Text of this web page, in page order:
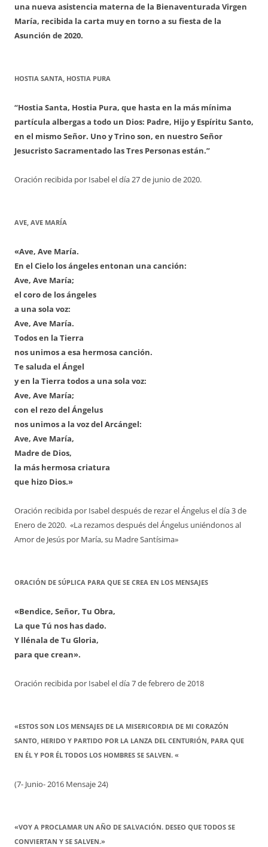
una nueva asistencia materna de la Bienaventurada Virgen
María, recibida la carta muy en torno a su fiesta de la
Asunción de 2020.
HOSTIA SANTA, HOSTIA PURA
“Hostia Santa, Hostia Pura, que hasta en la más mínima
partícula albergas a todo un Dios: Padre, Hijo y Espíritu Santo,
en el mismo Señor. Uno y Trino son, en nuestro Señor
Jesucristo Sacramentado las Tres Personas están.”
Oración recibida por Isabel el día 27 de junio de 2020.
AVE, AVE MARÍA
«Ave, Ave María.
En el Cielo los ángeles entonan una canción:
Ave, Ave María;
el coro de los ángeles
a una sola voz:
Ave, Ave María.
Todos en la Tierra
nos unimos a esa hermosa canción.
Te saluda el Ángel
y en la Tierra todos a una sola voz:
Ave, Ave María;
con el rezo del Ángelus
nos unimos a la voz del Arcángel:
Ave, Ave María,
Madre de Dios,
la más hermosa criatura
que hizo Dios.»
Oración recibida por Isabel después de rezar el Ángelus el día 3 de
Enero de 2020. «La rezamos después del Ángelus uniéndonos al
Amor de Jesús por María, su Madre Santísima»
ORACIÓN DE SÚPLICA PARA QUE SE CREA EN LOS MENSAJES
«Bendice, Señor, Tu Obra,
La que Tú nos has dado.
Y llénala de Tu Gloria,
para que crean».
Oración recibida por Isabel el día 7 de febrero de 2018
«ESTOS SON LOS MENSAJES DE LA MISERICORDIA DE MI CORAZÓN
SANTO, HERIDO Y PARTIDO POR LA LANZA DEL CENTURIÓN, PARA QUE
EN ÉL Y POR ÉL TODOS LOS HOMBRES SE SALVEN. «
(7- Junio- 2016 Mensaje 24)
«VOY A PROCLAMAR UN AÑO DE SALVACIÓN. DESEO QUE TODOS SE
CONVIERTAN Y SE SALVEN.»